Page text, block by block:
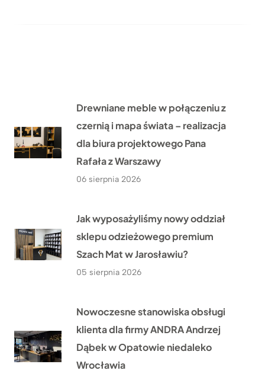
Drewniane meble w połączeniu z
czernią i mapa świata – realizacja
dla biura projektowego Pana
Rafała z Warszawy
06 sierpnia 2026
Jak wyposażyliśmy nowy oddział
sklepu odzieżowego premium
Szach Mat w Jarosławiu?
05 sierpnia 2026
Nowoczesne stanowiska obsługi
klienta dla firmy ANDRA Andrzej
Dąbek w Opatowie niedaleko
Wrocławia